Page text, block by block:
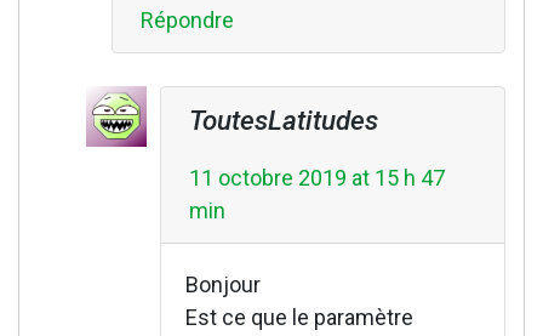
Répondre
ToutesLatitudes
11 octobre 2019 at 15 h 47
min
Bonjour
Est ce que le paramètre